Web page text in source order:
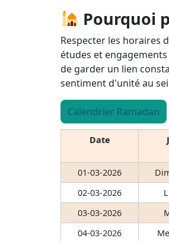
Pourquoi
Respecter les horaires
études et
de garder un lien
sentiment d'unité au
Calendrier Ramadan
Date
01-03-2026
02-03-2026
03-03-2026
04-03-2026